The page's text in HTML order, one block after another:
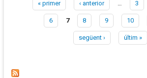
Pàgines
« primer ‹ anterior 3
6 7 8 9 10
següent › últim »